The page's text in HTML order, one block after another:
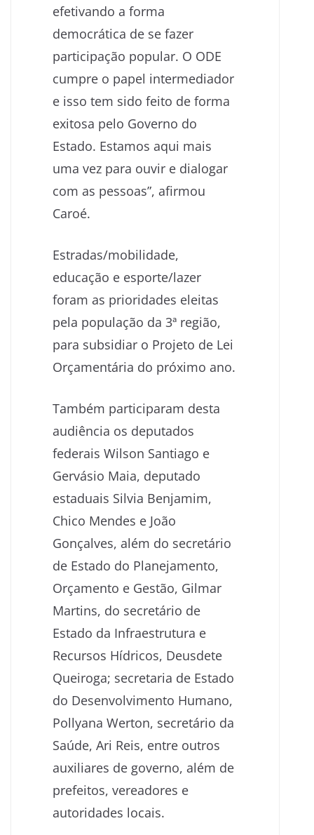
efetivando a forma
democrática de se fazer
participação popular. O ODE
cumpre o papel intermediador
e isso tem sido feito de forma
exitosa pelo Governo do
Estado. Estamos aqui mais
uma vez para ouvir e dialogar
com as pessoas”, afirmou
Caroé.
Estradas/mobilidade,
educação e esporte/lazer
foram as prioridades eleitas
pela população da 3ª região,
para subsidiar o Projeto de Lei
Orçamentária do próximo ano.
Também participaram desta
audiência os deputados
federais Wilson Santiago e
Gervásio Maia, deputado
estaduais Silvia Benjamim,
Chico Mendes e João
Gonçalves, além do secretário
de Estado do Planejamento,
Orçamento e Gestão, Gilmar
Martins, do secretário de
Estado da Infraestrutura e
Recursos Hídricos, Deusdete
Queiroga; secretaria de Estado
do Desenvolvimento Humano,
Pollyana Werton, secretário da
Saúde, Ari Reis, entre outros
auxiliares de governo, além de
prefeitos, vereadores e
autoridades locais.